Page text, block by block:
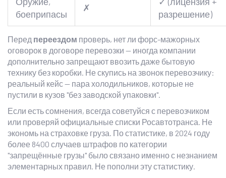
боеприпасы
✗
разрешение)
Перед переездом проверь, нет ли форс-мажорных
оговорок в договоре перевозки — иногда компании
дополнительно запрещают ввозить даже бытовую
технику без коробки. Не скупись на звонок перевозчику:
реальный кейс — пара холодильников, которые не
пустили в кузов "без заводской упаковки".
Если есть сомнения, всегда советуйся с перевозчиком
или проверяй официальные списки Росавтотранса. Не
экономь на страховке груза. По статистике, в 2024 году
более 8400 случаев штрафов по категории
"запрещённые грузы" было связано именно с незнанием
элементарных правил. Не пополни эту статистику.